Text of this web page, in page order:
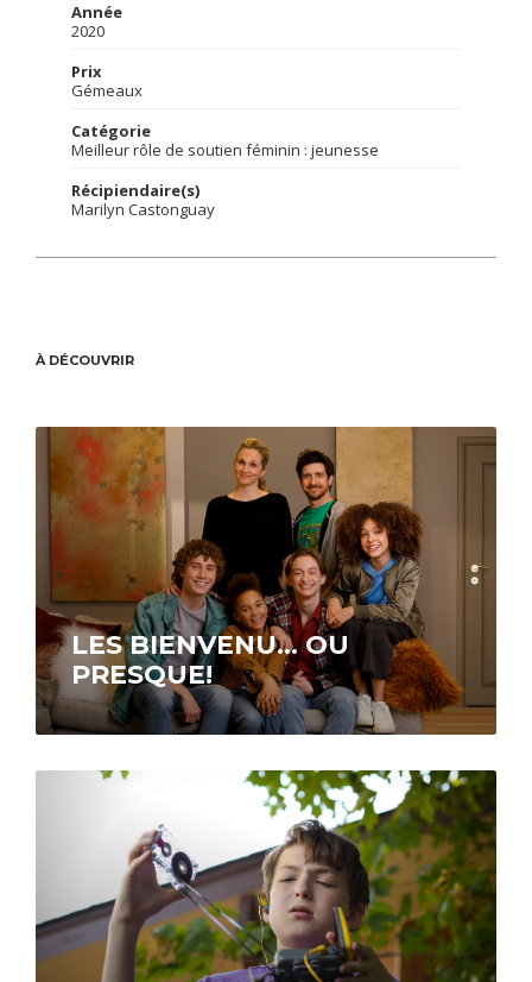
Année
2020
Prix
Gémeaux
Catégorie
Meilleur rôle de soutien féminin : jeunesse
Récipiendaire(s)
Marilyn Castonguay
À DÉCOUVRIR
LES BIENVENU… OU
PRESQUE!
À découvrir sur ICI Tou.tv EXTRA.